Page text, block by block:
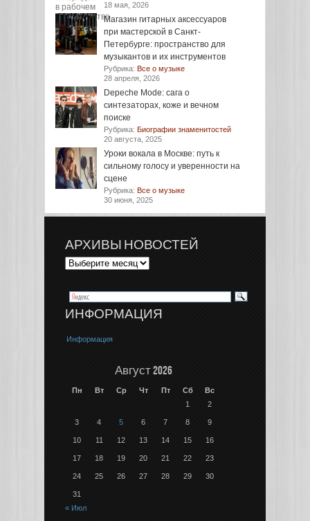
18 мая, 2026
Магазин гитарных аксессуаров
при мастерской в Санкт-
Петербурге: пространство для
музыкантов и их инструментов
Рубрика: Все о музыке
28 апреля, 2026
Depeche Mode: сага о
синтезаторах, коже и вечном
поиске
Рубрика: Биографии знаменитостей
20 августа, 2025
Уроки вокала в Москве: путь к
сильному голосу и уверенности на
сцене
Рубрика: Все о музыке
30 июня, 2025
АРХИВЫ НОВОСТЕЙ
ИНФОРМАЦИЯ
Информация
Август 2026
Пн Вт Ср Чт Пт Сб
Вс
1
2
3 4 5 6 7 8 9
10 11 12 13 14 15 16
17 18 19 20 21 22 23
24 25 26 27 28 29 30
31
« Июл